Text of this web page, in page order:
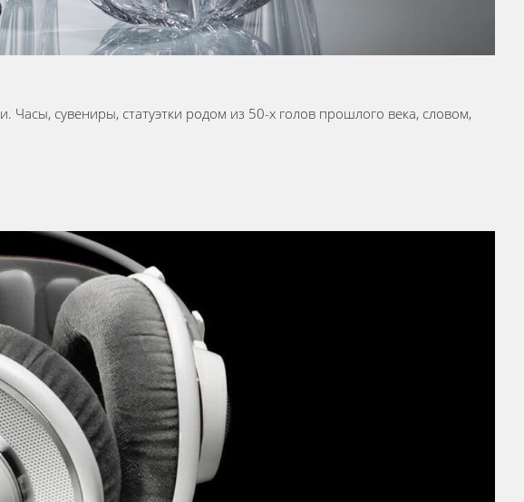
сувениры, статуэтки родом из 50-х голов прошлого века, словом,